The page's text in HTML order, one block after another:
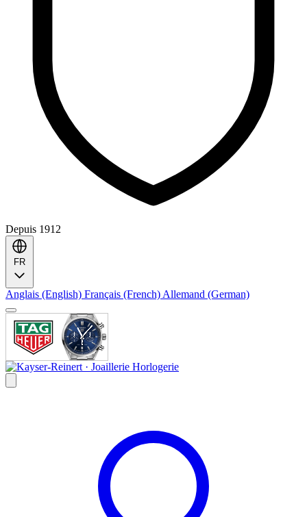
Depuis 1912
FR
Anglais (English) Français (French) Allemand (German)